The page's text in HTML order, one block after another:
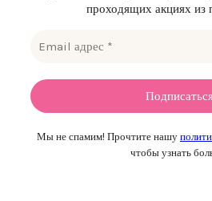
проходящих акциях из
Мы не спамим! Прочтите нашу
чтобы узнать